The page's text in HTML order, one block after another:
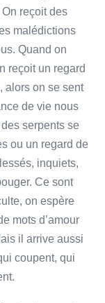
reçoit des
malédictions
Quand on
reçoit un regard
alors on se sent
de vie nous
serpents se
ou un regard de
inquiets,
Ce sont
on espère
mots d’amour
il arrive aussi
coupent, qui